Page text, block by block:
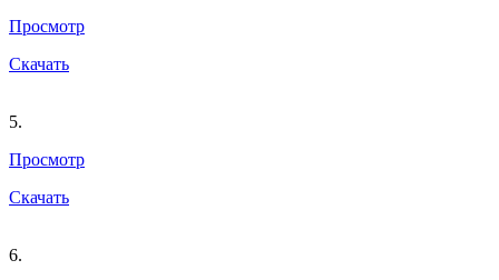
Просмотр
Скачать
5.
Просмотр
Скачать
6.